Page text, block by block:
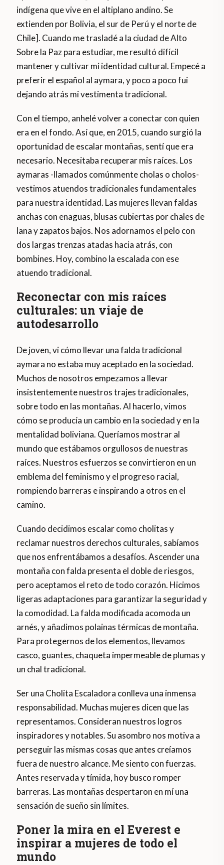
indígena que vive en el altiplano andino. Se
extienden por Bolivia, el sur de Perú y el norte de
Chile]. Cuando me trasladé a la ciudad de Alto
Sobre la Paz para estudiar, me resultó difícil
mantener y cultivar mi identidad cultural. Empecé a
preferir el español al aymara, y poco a poco fui
dejando atrás mi vestimenta tradicional.
Con el tiempo, anhelé volver a conectar con quien
era en el fondo. Así que, en 2015, cuando surgió la
oportunidad de escalar montañas, sentí que era
necesario. Necesitaba recuperar mis raíces. Los
aymaras -llamados comúnmente cholas o cholos-
vestimos atuendos tradicionales fundamentales
para nuestra identidad. Las mujeres llevan faldas
anchas con enaguas, blusas cubiertas por chales de
lana y zapatos bajos. Nos adornamos el pelo con
dos largas trenzas atadas hacia atrás, con
bombines. Hoy, combino la escalada con ese
atuendo tradicional.
Reconectar con mis raíces
culturales: un viaje de
autodesarrollo
De joven, vi cómo llevar una falda tradicional
aymara no estaba muy aceptado en la sociedad.
Muchos de nosotros empezamos a llevar
insistentemente nuestros trajes tradicionales,
sobre todo en las montañas. Al hacerlo, vimos
cómo se producía un cambio en la sociedad y en la
mentalidad boliviana. Queríamos mostrar al
mundo que estábamos orgullosos de nuestras
raíces. Nuestros esfuerzos se convirtieron en un
emblema del feminismo y el progreso racial,
rompiendo barreras e inspirando a otros en el
camino.
Cuando decidimos escalar como cholitas y
reclamar nuestros derechos culturales, sabíamos
que nos enfrentábamos a desafíos. Ascender una
montaña con falda presenta el doble de riesgos,
pero aceptamos el reto de todo corazón. Hicimos
ligeras adaptaciones para garantizar la seguridad y
la comodidad. La falda modificada acomoda un
arnés, y añadimos polainas térmicas de montaña.
Para protegernos de los elementos, llevamos
casco, guantes, chaqueta impermeable de plumas y
un chal tradicional.
Ser una Cholita Escaladora conlleva una inmensa
responsabilidad. Muchas mujeres dicen que las
representamos. Consideran nuestros logros
inspiradores y notables. Su asombro nos motiva a
perseguir las mismas cosas que antes creíamos
fuera de nuestro alcance. Me siento con fuerzas.
Antes reservada y tímida, hoy busco romper
barreras. Las montañas despertaron en mí una
sensación de sueño sin límites.
Poner la mira en el Everest e
inspirar a mujeres de todo el
mundo